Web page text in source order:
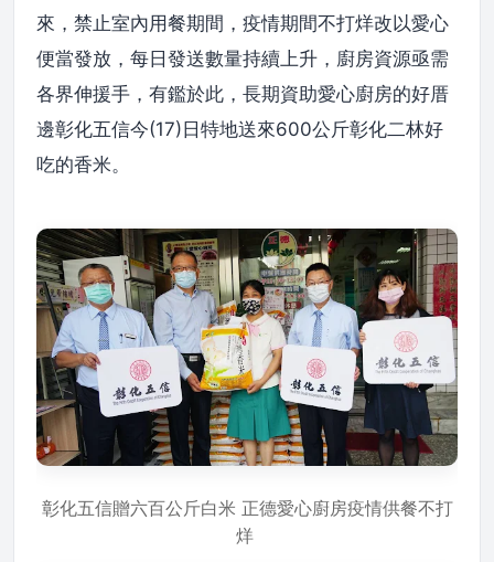
來，禁止室內用餐期間，疫情期間不打烊改以愛心
便當發放，每日發送數量持續上升，廚房資源亟需
各界伸援手，有鑑於此，長期資助愛心廚房的好厝
邊彰化五信今(17)日特地送來600公斤彰化二林好
吃的香米。
彰化五信贈六百公斤白米 正德愛心廚房疫情供餐不打
烊